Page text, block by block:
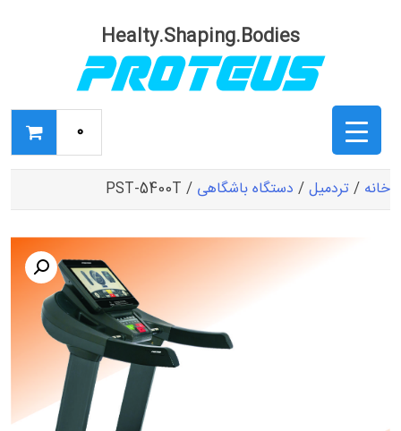
Healty.Shaping.Bodies
0
خانه /تردمیل/ دستگاه باشگاهی / PST-5400T